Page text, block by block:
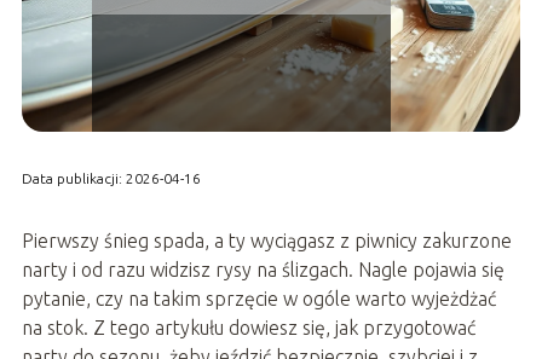
Data publikacji: 2026-04-16
Pierwszy śnieg spada, a ty wyciągasz z piwnicy zakurzone
narty i od razu widzisz rysy na ślizgach. Nagle pojawia się
pytanie, czy na takim sprzęcie w ogóle warto wyjeżdżać
na stok. Z tego artykułu dowiesz się, jak przygotować